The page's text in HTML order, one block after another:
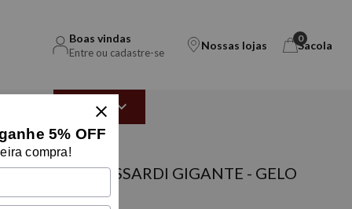
Boas vindas
Entre ou cadastre-se
Nossas lojas
0
Sacola
OUTLET
BORGIA TRUSSARDI GIGANTE - GELO
5% OFF
compra!